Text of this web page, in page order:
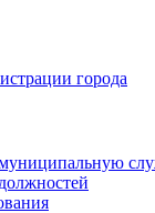
города